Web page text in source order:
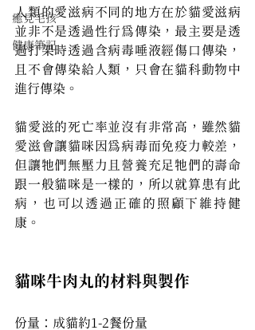
癒見毛孩
健康筆記
人類的愛滋病不同的地方在於貓愛滋病
並非不是透過性行為傳染，最主要是透
過打架時透過含病毒唾液經傷口傳染，
且不會傳染給人類，只會在貓科動物中
進行傳染。
貓愛滋的死亡率並沒有非常高，雖然貓
愛滋會讓貓咪因為病毒而免疫力較差，
但讓牠們無壓力且營養充足牠們的壽命
跟一般貓咪是一樣的，所以就算患有此
病，也可以透過正確的照顧下維持健
康。
貓咪牛肉丸的材料與製作
份量：成貓約1-2餐份量